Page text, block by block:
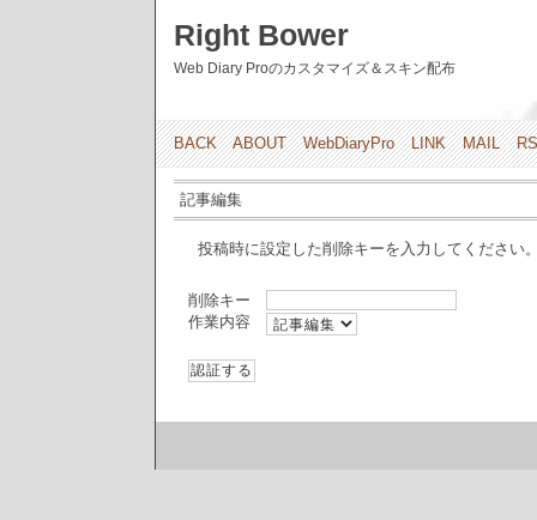
Right Bower
Web Diary Proのカスタマイズ＆スキン配布
BACK ABOUT WebDiaryPro LINK MAIL
記事編集
投稿時に設定した削除キーを入力してください
削除キー
作業内容